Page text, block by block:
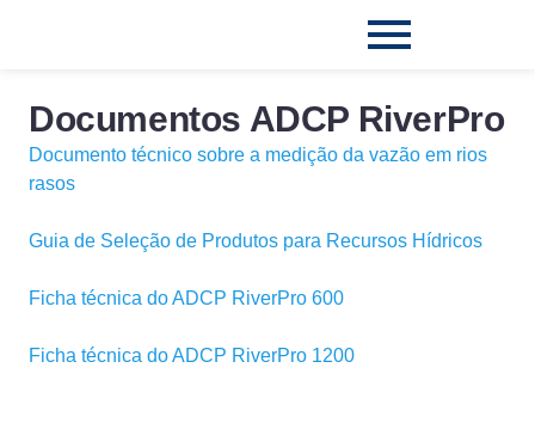
Documentos ADCP RiverPro
Documento técnico sobre a medição da vazão em rios
rasos
Guia de Seleção de Produtos para Recursos Hídricos
Ficha técnica do ADCP RiverPro 600
Ficha técnica do ADCP RiverPro 1200